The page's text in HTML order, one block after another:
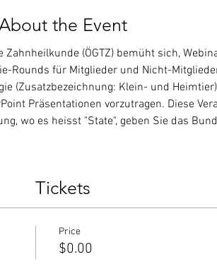
the Event
(ÖGTZ) bemüht sich,
Rounds für Mitglieder und Nicht-
(Zusatzbezeichnung: Klein- und
Präsentationen vorzutragen. Diese
wo es heisst "State", geben Sie das
Tickets
Price
$0.00